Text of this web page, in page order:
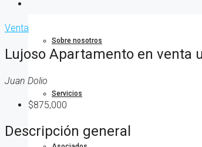
Sobre nosotros
Servicios
Venta
Lujoso Apartamento en venta
Juan Dolio
$875,000
Descripción general